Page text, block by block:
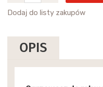
Dodaj do listy zakupów
OPIS